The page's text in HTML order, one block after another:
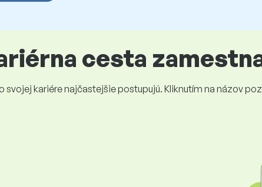
cesta
kariére najčastejšie postupujú. Kliknutím na názov